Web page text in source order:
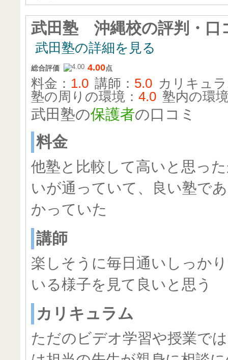
武田塾 沖縄校の評判・口
武田塾の詳細を見る
総合評価 4.00点
料金： 1.0 講師： 5.0 カリキュ
塾の周りの環境： 4.0 塾内の環
武田塾の保護者の口コミ
料金
他塾と比較して高いと思っ
いが通っていて、良い塾で
かっていた
講師
楽しそうに毎日通いしっか
いる様子を見て良いと思う
カリキュラム
ただのビデオ学習や授業で